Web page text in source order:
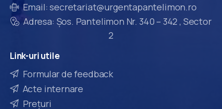
Email: secretariat@urgentapantelimon.ro
Adresa: Șos. Pantelimon Nr. 340 – 342 , Sector
2
Link-uriutile
Formular de feedback
Acte internare
Prețuri